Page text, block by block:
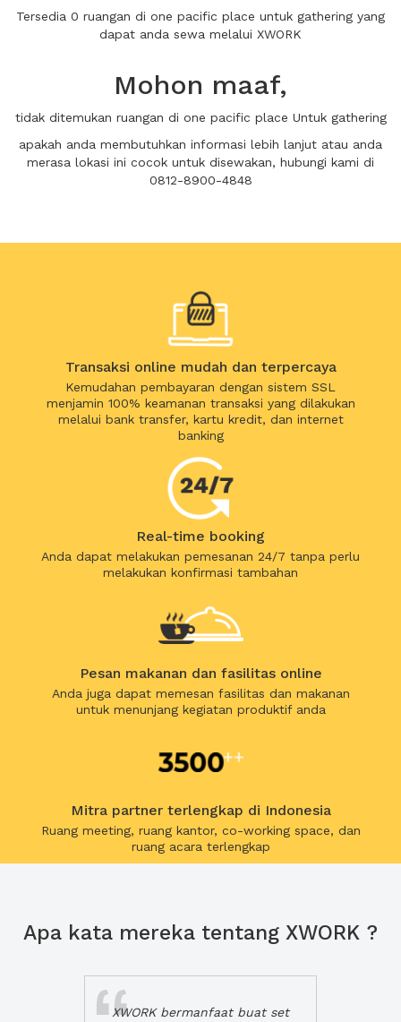
Tersedia 0 ruangan di one pacific place untuk gathering yang
dapat anda sewa melalui XWORK
Mohon maaf,
tidak ditemukan ruangan di one pacific place Untuk gathering
apakah anda membutuhkan informasi lebih lanjut atau anda
merasa lokasi ini cocok untuk disewakan, hubungi kami di
0812-8900-4848
Transaksi online mudah dan terpercaya
Kemudahan pembayaran dengan sistem SSL
menjamin 100% keamanan transaksi yang dilakukan
melalui bank transfer, kartu kredit, dan internet
banking
Real-time booking
Anda dapat melakukan pemesanan 24/7 tanpa perlu
melakukan konfirmasi tambahan
Pesan makanan dan fasilitas online
Anda juga dapat memesan fasilitas dan makanan
untuk menunjang kegiatan produktif anda
Mitra partner terlengkap di Indonesia
Ruang meeting, ruang kantor, co-working space, dan
ruang acara terlengkap
Apa kata mereka tentang XWORK ?
XWORK bermanfaat buat set